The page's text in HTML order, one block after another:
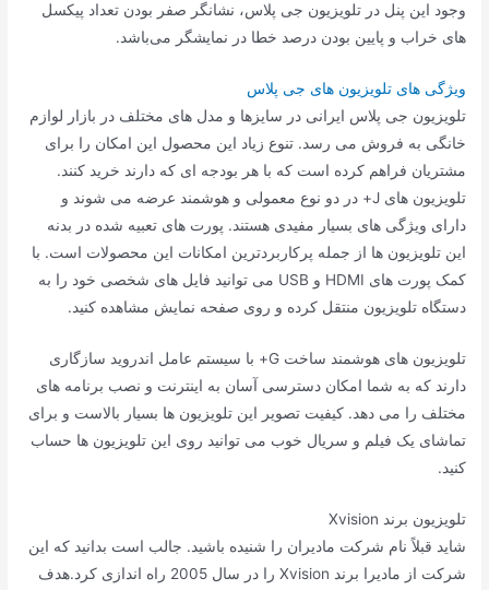
وجود این پنل در تلویزیون جی پلاس، نشانگر صفر بودن تعداد پیکسل
های خراب و پایین بودن درصد خطا در نمایشگر می‌باشد.
ویژگی های تلویزیون های جی پلاس
تلویزیون جی پلاس ایرانی در سایزها و مدل های مختلف در بازار لوازم
خانگی به فروش می رسد. تنوع زیاد این محصول این امکان را برای
مشتریان فراهم کرده است که با هر بودجه ای که دارند خرید کنند.
تلویزیون های J+ در دو نوع معمولی و هوشمند عرضه می شوند و
دارای ویژگی های بسیار مفیدی هستند. پورت های تعبیه شده در بدنه
این تلویزیون ها از جمله پرکاربردترین امکانات این محصولات است. با
کمک پورت های HDMI و USB می توانید فایل های شخصی خود را به
دستگاه تلویزیون منتقل کرده و روی صفحه نمایش مشاهده کنید.
تلویزیون های هوشمند ساخت G+ با سیستم عامل اندروید سازگاری
دارند که به شما امکان دسترسی آسان به اینترنت و نصب برنامه های
مختلف را می دهد. کیفیت تصویر این تلویزیون ها بسیار بالاست و برای
تماشای یک فیلم و سریال خوب می توانید روی این تلویزیون ها حساب
کنید.
تلویزیون برند Xvision
شاید قبلاً نام شرکت مادیران را شنیده باشید. جالب است بدانید که این
شرکت از مادیرا برند Xvision را در سال 2005 راه اندازی کرد.هدف